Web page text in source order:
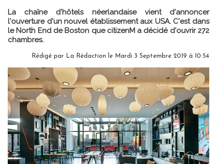
La chaîne d'hôtels néerlandaise vient d'annoncer
l'ouverture d'un nouvel établissement aux USA. C'est dans
le North End de Boston que citizenM a décidé d'ouvrir 272
chambres.
Rédigé par La Rédaction le Mardi 3 Septembre 2019 à 10:54